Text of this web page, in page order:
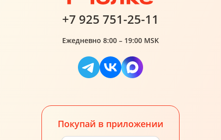
+7 925 751-25-11
Ежедневно 8:00 – 19:00 MSK
Покупай в приложении